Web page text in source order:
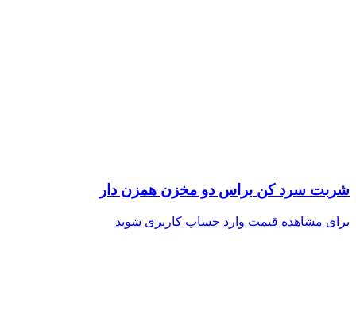
شربت سرد کن براس دو مخزن همزن دار
برای مشاهده قیمت وارد حساب کاربری شوید